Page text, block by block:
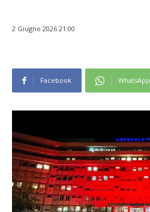
2 Giugno 2026 21:00
Facebook WhatsApp